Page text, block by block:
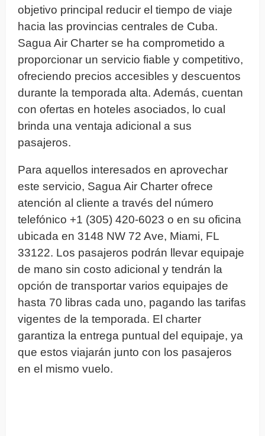
objetivo principal reducir el tiempo de viaje
hacia las provincias centrales de Cuba.
Sagua Air Charter se ha comprometido a
proporcionar un servicio fiable y competitivo,
ofreciendo precios accesibles y descuentos
durante la temporada alta. Además, cuentan
con ofertas en hoteles asociados, lo cual
brinda una ventaja adicional a sus
pasajeros.
Para aquellos interesados en aprovechar
este servicio, Sagua Air Charter ofrece
atención al cliente a través del número
telefónico +1 (305) 420-6023 o en su oficina
ubicada en 3148 NW 72 Ave, Miami, FL
33122. Los pasajeros podrán llevar equipaje
de mano sin costo adicional y tendrán la
opción de transportar varios equipajes de
hasta 70 libras cada uno, pagando las tarifas
vigentes de la temporada. El charter
garantiza la entrega puntual del equipaje, ya
que estos viajarán junto con los pasajeros
en el mismo vuelo.